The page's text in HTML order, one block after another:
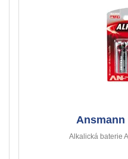
Ansmann
Alkalická baterie